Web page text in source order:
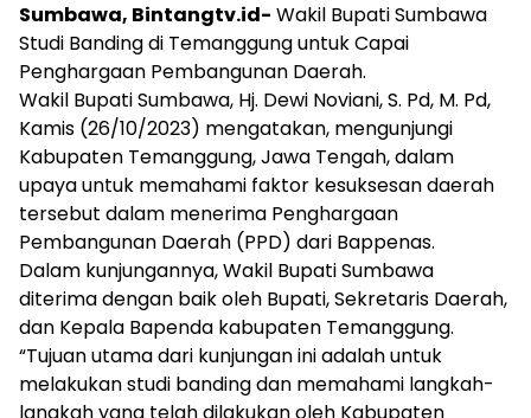
Sumbawa, Bintangtv.id- Wakil Bupati Sumbawa
Studi Banding di Temanggung untuk Capai
Penghargaan Pembangunan Daerah.
Wakil Bupati Sumbawa, Hj. Dewi Noviani, S. Pd, M. Pd,
Kamis (26/10/2023) mengatakan, mengunjungi
Kabupaten Temanggung, Jawa Tengah, dalam
upaya untuk memahami faktor kesuksesan daerah
tersebut dalam menerima Penghargaan
Pembangunan Daerah (PPD) dari Bappenas.
Dalam kunjungannya, Wakil Bupati Sumbawa
diterima dengan baik oleh Bupati, Sekretaris Daerah,
dan Kepala Bapenda kabupaten Temanggung.
“Tujuan utama dari kunjungan ini adalah untuk
melakukan studi banding dan memahami langkah-